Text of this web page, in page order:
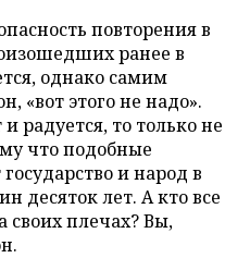
повторения в
ранее в
однако самим
«вот этого не надо».
радуется, то только не
что подобные
и народ в
десяток лет. А кто все
своих плечах? Вы,